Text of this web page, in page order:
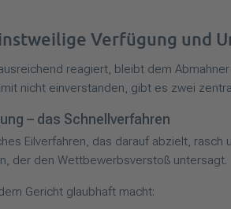
Verfügung und
reagiert, bleibt dem
nicht einverstanden, gibt es zwei
– das Schnellverfahren
Eilverfahren, das darauf abzielt,
der den Wettbewerbsverstoß untersagt.
Gericht glaubhaft macht: